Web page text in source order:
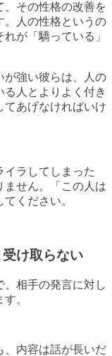
、その性格の改善を
。人の性格というの
が「驕っている」
が強い彼らは、人の
人とよりよく付き
てあげなければいけ
イラしてしまった
ません。「この人は
ください。
け取らない
、相手の発言に対し
。
、内容は話が長いだ